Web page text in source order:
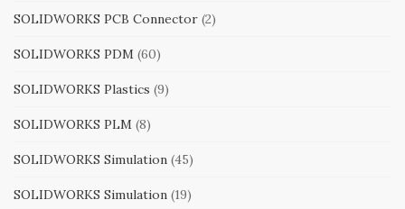
SOLIDWORKS PCB Connector (2)
SOLIDWORKS PDM (60)
SOLIDWORKS Plastics (9)
SOLIDWORKS PLM (8)
SOLIDWORKS Simulation (45)
SOLIDWORKS Simulation (19)